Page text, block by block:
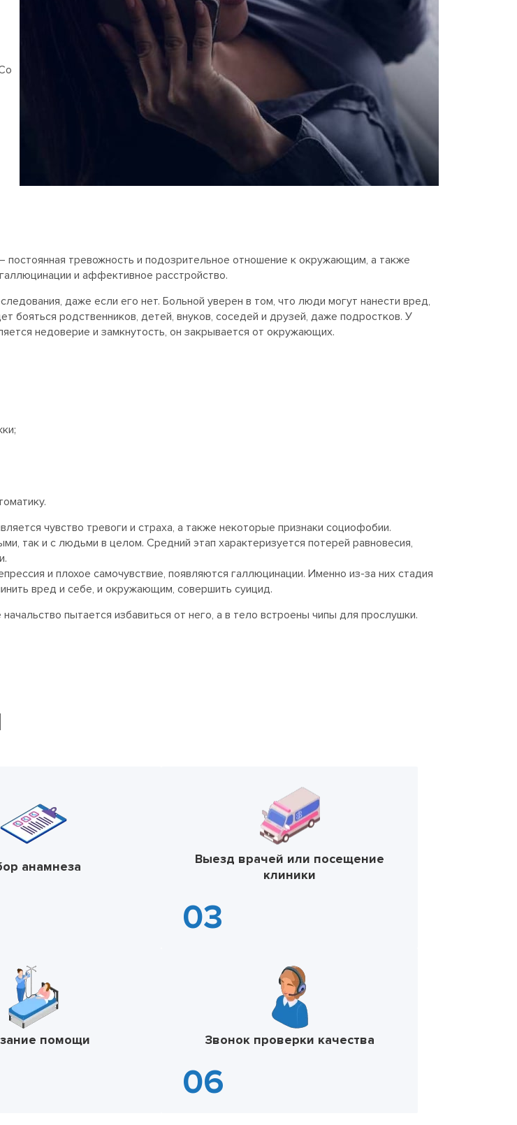
тревожность и подозрительное отношение к окружающим, а также
и аффективное расстройство.
даже если его нет. Больной уверен в том, что люди могут нанести вред,
бояться родственников, детей, внуков, соседей и друзей, даже подростков. У
недоверие и замкнутость, он закрывается от окружающих.
чувство тревоги и страха, а также некоторые признаки социофобии.
так и с людьми в целом. Средний этап характеризуется потерей равновесия,
и плохое самочувствие, появляются галлюцинации. Именно из-за них стадия
вред и себе, и окружающим, совершить суицид.
пытается избавиться от него, а в тело встроены чипы для прослушки.
анамнеза
Выезд врачей или посещение
клиники
помощи Звонок проверки качества